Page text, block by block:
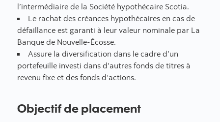
l’intermédiaire de la Société hypothécaire Scotia.
Le rachat des créances hypothécaires en cas de
défaillance est garanti à leur valeur nominale par La
Banque de Nouvelle-Écosse.
Assure la diversification dans le cadre d’un
portefeuille investi dans d’autres fonds de titres à
revenu fixe et des fonds d’actions.
Objectif de placement